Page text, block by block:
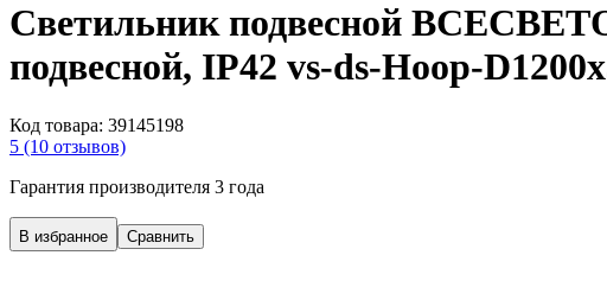
Светильник подвесной
подвесной, IP42 vs-ds-Hoop-
Код товара: 39145198
5 (10 отзывов)
Гарантия производителя 3 года
В избранное Сравнить